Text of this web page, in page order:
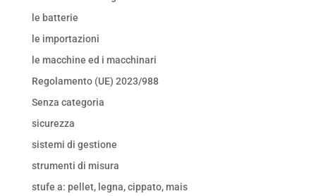
le batterie
le importazioni
le macchine ed i macchinari
Regolamento (UE) 2023/988
Senza categoria
sicurezza
sistemi di gestione
strumenti di misura
stufe a: pellet, legna, cippato, mais